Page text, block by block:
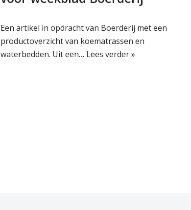
Een artikel in opdracht van Boerderij met een
productoverzicht van koematrassen en
waterbedden. Uit een… Lees verder »